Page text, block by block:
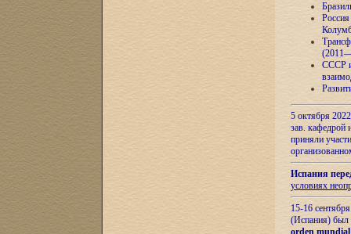
СССР и
5 октября
зав.
приняли
Испания
условиях
15-16
(Испания) был
orden